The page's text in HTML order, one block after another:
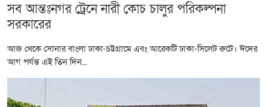
সব আন্তঃনগর ট্রেনে নারী কোচ চালুর পরিকল্পনা
সরকারের
আজ থেকে সোনার বাংলা ঢাকা-চট্টগ্রামে এবং আরেকটি ঢাকা-সিলেট রুটে। ঈদের
আগ পর্যন্ত এই তিন দিন...